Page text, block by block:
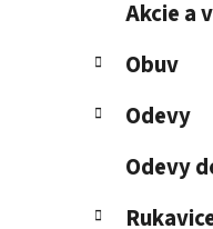
č
ý
n
kategórie
e
ó
Akcie a
Obuv
Odevy
Odevy